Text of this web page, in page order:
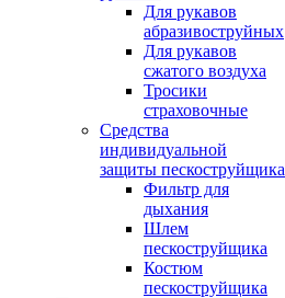
Для рукавов
абразивоструйных
Для рукавов
сжатого воздуха
Тросики
страховочные
Средства
индивидуальной
защиты пескоструйщика
Фильтр для
дыхания
Шлем
пескоструйщика
Костюм
пескоструйщика